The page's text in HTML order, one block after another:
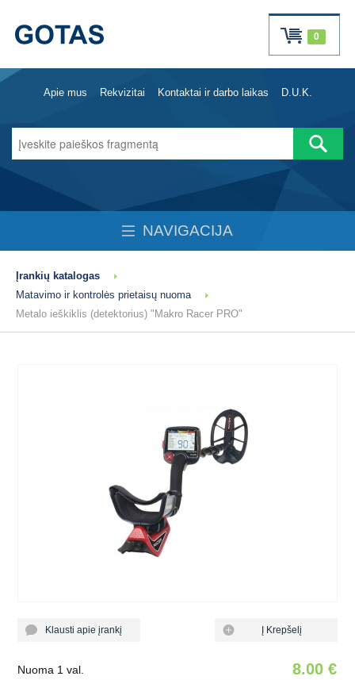
0
Apie mus Rekvizitai Kontaktai ir darbo laikas D.U.K.
NAVIGACIJA
Įrankių katalogas
Matavimo ir kontrolės prietaisų nuoma
Metalo ieškiklis (detektorius) "Makro Racer PRO"
Klausti apie įrankį Į Krepšelį
Nuoma 1 val. 8.00 €